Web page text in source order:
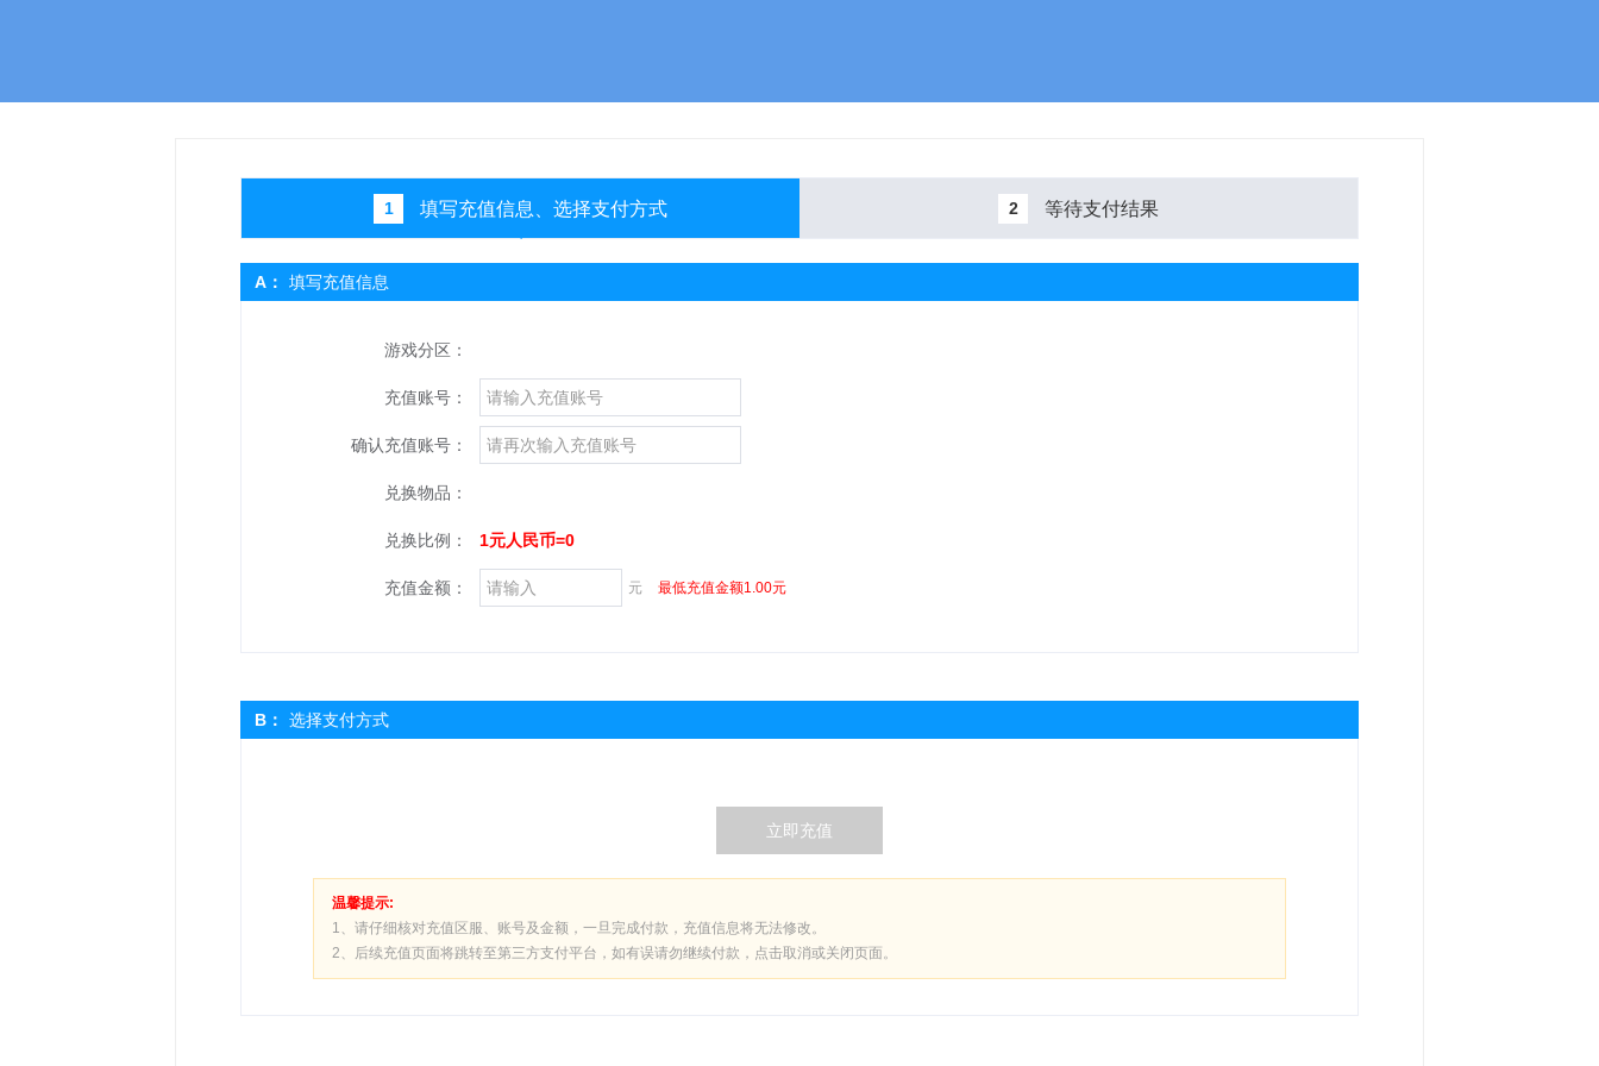
1 填写充值信息、选择支付方式 2 等待支付结果
A： 填写充值信息
游戏分区：
充值账号：
确认充值账号：
兑换物品：
兑换比例： 1元人民币=0
充值金额： 元 最低充值金额1.00元
B： 选择支付方式
温馨提示:
1、请仔细核对充值区服、账号及金额，一旦完成付款，充值信息将无法修改。
2、后续充值页面将跳转至第三方支付平台，如有误请勿继续付款，点击取消或关闭页面。